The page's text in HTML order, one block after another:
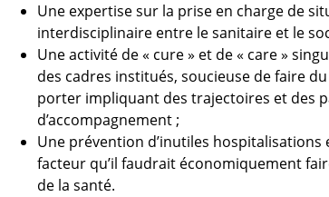
Une expertise sur la prise en charge de
interdisciplinaire entre le sanitaire et le
Une activité de « cure » et de « care »
des cadres institués, soucieuse de faire
porter impliquant des trajectoires et des
d’accompagnement ;
Une prévention d’inutiles
facteur qu’il faudrait économiquement
de la santé.